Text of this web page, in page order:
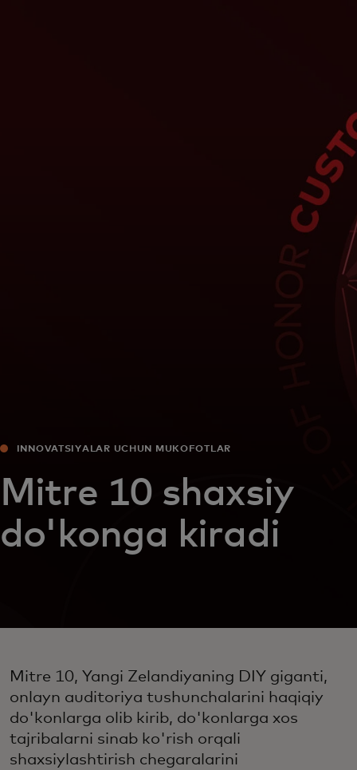
INNOVATSIYALAR UCHUN MUKOFOTLAR
Mitre 10 shaxsiy
do'konga kiradi
Mitre 10, Yangi Zelandiyaning DIY giganti,
onlayn auditoriya tushunchalarini haqiqiy
do'konlarga olib kirib, do'konlarga xos
tajribalarni sinab ko'rish orqali
shaxsiylashtirish chegaralarini